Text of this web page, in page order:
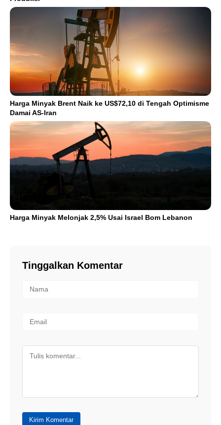
Harga Minyak Brent Naik ke US$72,10 di Tengah Optimisme
Damai AS-Iran
Harga Minyak Melonjak 2,5% Usai Israel Bom Lebanon
Tinggalkan Komentar
Kirim Komentar